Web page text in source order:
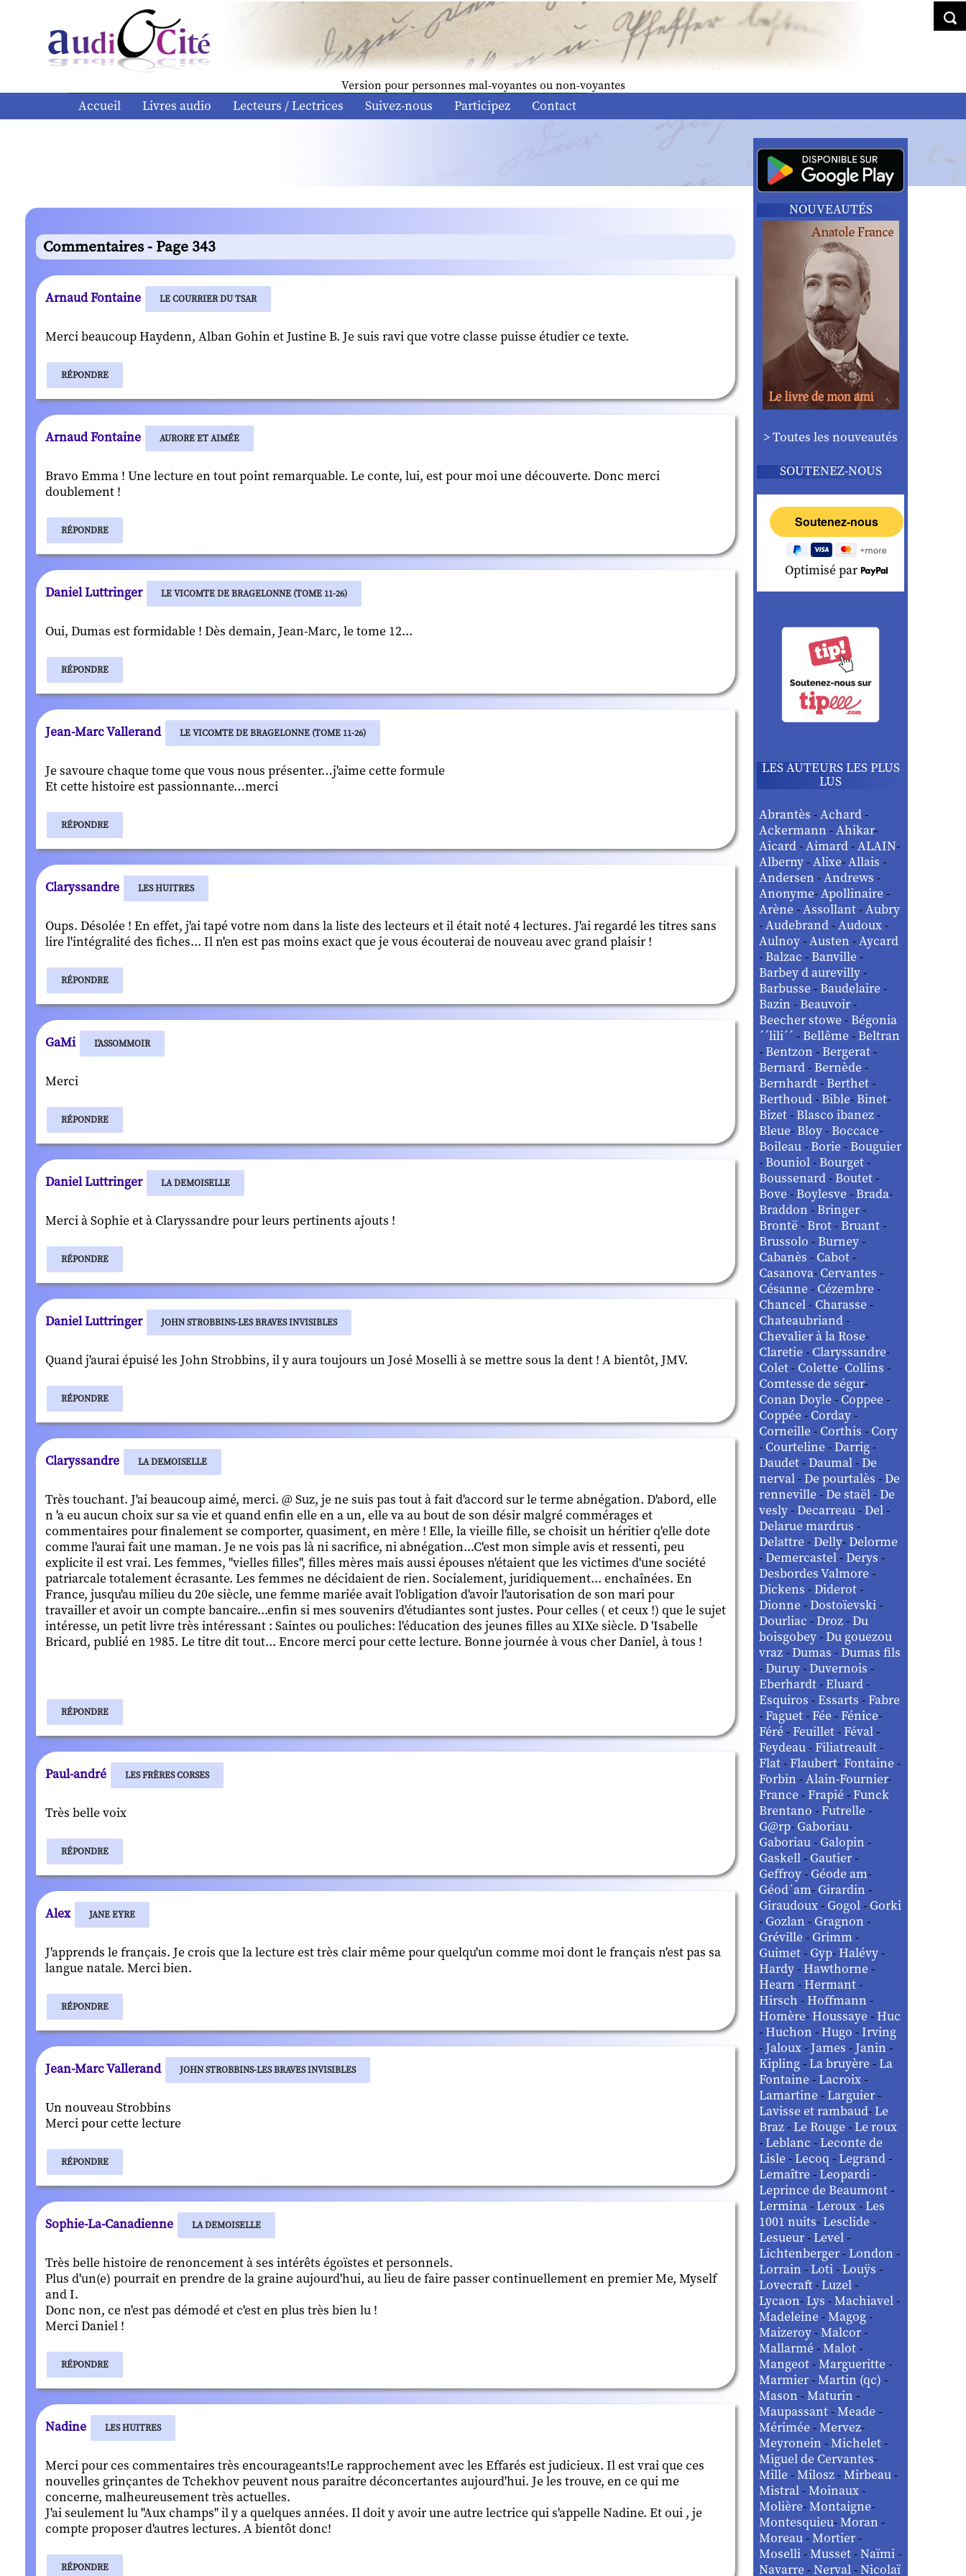
Version pour personnes mal-voyantes ou non-voyantes
Accueil Livres audio Lecteurs / Lectrices Suivez-nous Participez Contact
Commentaires - Page 343
Arnaud Fontaine LE COURRIER DU TSAR
Merci beaucoup Haydenn, Alban Gohin et Justine B. Je suis ravi que votre classe puisse étudier ce texte.
RÉPONDRE
Arnaud Fontaine AURORE ET AIMÉE
Bravo Emma ! Une lecture en tout point remarquable. Le conte, lui, est pour moi une découverte. Donc merci
doublement !
RÉPONDRE
Daniel Luttringer LE VICOMTE DE BRAGELONNE (TOME 11-26)
Oui, Dumas est formidable ! Dès demain, Jean-Marc, le tome 12...
RÉPONDRE
Jean-Marc Vallerand LE VICOMTE DE BRAGELONNE (TOME 11-26)
Je savoure chaque tome que vous nous présenter…j'aime cette formule
Et cette histoire est passionnante…merci
RÉPONDRE
Claryssandre LES HUITRES
Oups. Désolée ! En effet, j'ai tapé votre nom dans la liste des lecteurs et il était noté 4 lectures. J'ai regardé les titres sans
lire l'intégralité des fiches... Il n'en est pas moins exact que je vous écouterai de nouveau avec grand plaisir !
RÉPONDRE
GaMi L'ASSOMMOIR
Merci
RÉPONDRE
Daniel Luttringer LA DEMOISELLE
Merci à Sophie et à Claryssandre pour leurs pertinents ajouts !
RÉPONDRE
Daniel Luttringer JOHN STROBBINS-LES BRAVES INVISIBLES
Quand j'aurai épuisé les John Strobbins, il y aura toujours un José Moselli à se mettre sous la dent ! A bientôt, JMV.
RÉPONDRE
Claryssandre LA DEMOISELLE
Très touchant. J'ai beaucoup aimé, merci. @ Suz, je ne suis pas tout à fait d'accord sur le terme abnégation. D'abord, elle
n 'a eu aucun choix sur sa vie et quand enfin elle en a un, elle va au bout de son désir malgré commérages et
commentaires pour finalement se comporter, quasiment, en mère ! Elle, la vieille fille, se choisit un héritier q'elle dote
comme l'aurai fait une maman. Je ne vois pas là ni sacrifice, ni abnégation...C'est mon simple avis et ressenti, peu
explicite il est vrai. Les femmes, "vielles filles", filles mères mais aussi épouses n'étaient que les victimes d'une société
patriarcale totalement écrasante. Les femmes ne décidaient de rien. Socialement, juridiquement... enchaînées. En
France, jusqu'au milieu du 20e siècle, une femme mariée avait l'obligation d'avoir l'autorisation de son mari pour
travailler et avoir un compte bancaire...enfin si mes souvenirs d'étudiantes sont justes. Pour celles ( et ceux !) que le sujet
intéresse, un petit livre très intéressant : Saintes ou pouliches: l'éducation des jeunes filles au XIXe siècle. D 'Isabelle
Bricard, publié en 1985. Le titre dit tout... Encore merci pour cette lecture. Bonne journée à vous cher Daniel, à tous !
RÉPONDRE
Paul-andré LES FRÈRES CORSES
Très belle voix
RÉPONDRE
Alex JANE EYRE
J'apprends le français. Je crois que la lecture est très clair même pour quelqu'un comme moi dont le français n'est pas sa
langue natale. Merci bien.
RÉPONDRE
Jean-Marc Vallerand JOHN STROBBINS-LES BRAVES INVISIBLES
Un nouveau Strobbins
Merci pour cette lecture
RÉPONDRE
Sophie-La-Canadienne LA DEMOISELLE
Très belle histoire de renoncement à ses intérêts égoïstes et personnels.
Plus d'un(e) pourrait en prendre de la graine aujourd'hui, au lieu de faire passer continuellement en premier Me, Myself
and I.
Donc non, ce n'est pas démodé et c'est en plus très bien lu !
Merci Daniel !
RÉPONDRE
Nadine LES HUITRES
Merci pour ces commentaires très encourageants!Le rapprochement avec les Effarés est judicieux. Il est vrai que ces
nouvelles grinçantes de Tchekhov peuvent nous paraitre déconcertantes aujourd'hui. Je les trouve, en ce qui me
concerne, malheureusement très actuelles.
J'ai seulement lu "Aux champs" il y a quelques années. Il doit y avoir une autre lectrice qui s'appelle Nadine. Et oui , je
compte proposer d'autres lectures. A bientôt donc!
RÉPONDRE
NOUVEAUTÉS
> Toutes les nouveautés
SOUTENEZ-NOUS
Optimisé par
LES AUTEURS LES PLUS
LUS
Abrantès-Achard-
Ackermann-Ahikar-
Aicard-Aimard-ALAIN-
Alberny-Alixe-Allais-
Andersen-Andrews-
Anonyme-Apollinaire-
Arène-Assollant-Aubry
-Audebrand-Audoux-
Aulnoy-Austen-Aycard
-Balzac-Banville-
Barbey d aurevilly-
Barbusse-Baudelaire-
Bazin-Beauvoir-
Beecher stowe-Bégonia
´´lili´´-Bellême-Beltran
-Bentzon-Bergerat-
Bernard-Bernède-
Bernhardt-Berthet-
Berthoud-Bible-Binet-
Bizet-Blasco ibanez-
Bleue-Bloy-Boccace-
Boileau-Borie-Bouguier
-Bouniol-Bourget-
Boussenard-Boutet-
Bove-Boylesve-Brada-
Braddon-Bringer-
Brontë-Brot-Bruant-
Brussolo-Burney-
Cabanès- Cabot-
Casanova- Cervantes-
Césanne- Cézembre-
Chancel- Charasse-
Chateaubriand-
Chevalier à la Rose-
Claretie- Claryssandre-
Colet- Colette- Collins-
Comtesse de ségur-
Conan Doyle- Coppee-
Coppée- Corday-
Corneille- Corthis- Cory
- Courteline-Darrig-
Daudet-Daumal-De
nerval-De pourtalès-De
renneville-De staël-De
vesly-Decarreau-Del-
Delarue mardrus-
Delattre-Delly-Delorme
-Demercastel-Derys-
Desbordes Valmore-
Dickens-Diderot-
Dionne-Dostoïevski-
Dourliac-Droz-Du
boisgobey-Du gouezou
vraz-Dumas-Dumas fils
-Duruy-Duvernois-
Eberhardt-Eluard-
Esquiros-Essarts-Fabre
-Faguet-Fée-Fénice-
Féré-Feuillet-Féval-
Feydeau-Filiatreault-
Flat-Flaubert-Fontaine-
Forbin-Alain-Fournier-
France-Frapié-Funck
Brentano-Futrelle-
G@rp- Gaboriau-
Gaboriau- Galopin-
Gaskell- Gautier-
Geffroy- Géode am-
Géod´am- Girardin-
Giraudoux- Gogol- Gorki
- Gozlan- Gragnon-
Gréville- Grimm-
Guimet- Gyp-Halévy-
Hardy-Hawthorne-
Hearn-Hermant-
Hirsch-Hoffmann-
Homère-Houssaye-Huc
-Huchon-Hugo-Irving
-Jaloux-James-Janin-
Kipling-La bruyère-La
Fontaine-Lacroix-
Lamartine-Larguier-
Lavisse et rambaud-Le
Braz-Le Rouge-Le roux
-Leblanc-Leconte de
Lisle-Lecoq-Legrand-
Lemaître-Leopardi-
Leprince de Beaumont-
Lermina-Leroux-Les
1001 nuits-Lesclide-
Lesueur-Level-
Lichtenberger-London-
Lorrain-Loti-Louÿs-
Lovecraft-Luzel-
Lycaon-Lys-Machiavel-
Madeleine-Magog-
Maizeroy-Malcor-
Mallarmé-Malot-
Mangeot-Margueritte-
Marmier-Martin (qc)-
Mason-Maturin-
Maupassant-Meade-
Mérimée-Mervez-
Meyronein-Michelet-
Miguel de Cervantes-
Mille-Milosz-Mirbeau-
Mistral-Moinaux-
Molière-Montaigne-
Montesquieu-Moran-
Moreau-Mortier-
Moselli-Musset-Naïmi-
Navarre-Nerval-Nicolaï